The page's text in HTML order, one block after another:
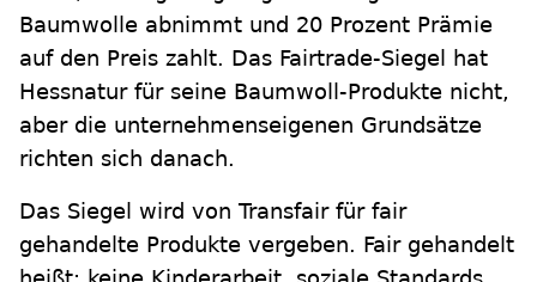
Baumwolle abnimmt und 20 Prozent Prämie
auf den Preis zahlt. Das Fairtrade-Siegel hat
Hessnatur für seine Baumwoll-Produkte nicht,
aber die unternehmenseigenen Grundsätze
richten sich danach.
Das Siegel wird von Transfair für fair
gehandelte Produkte vergeben. Fair gehandelt